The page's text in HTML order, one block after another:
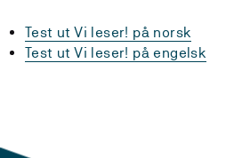
Test ut Vi leser! på norsk
Test ut Vi leser! på engelsk